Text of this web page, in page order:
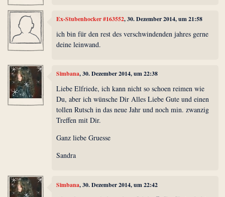
Ex-Stubenhocker #163552, 30. Dezember 2014, um 21:58
ich bin für den rest des verschwindenden jahres gerne
deine leinwand.
Simbana, 30. Dezember 2014, um 22:38
Liebe Elfriede, ich kann nicht so schoen reimen wie
Du, aber ich wünsche Dir Alles Liebe Gute und einen
tollen Rutsch in das neue Jahr und noch min. zwanzig
Treffen mit Dir.
Ganz liebe Gruesse
Sandra
Simbana, 30. Dezember 2014, um 22:42